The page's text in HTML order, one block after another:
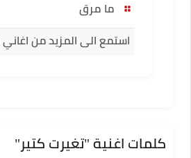
ما مرق
استمع الى المزيد من
كلمات اغنية "تغيرت كتير"